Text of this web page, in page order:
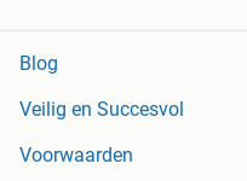
Blog
Veilig en Succesvol
Voorwaarden